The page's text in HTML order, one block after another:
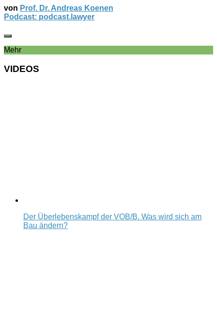
von Prof. Dr. Andreas Koenen
Podcast: podcast.lawyer
Mehr
VIDEOS
Der Überlebenskampf der VOB/B. Was wird sich am
Bau ändern?